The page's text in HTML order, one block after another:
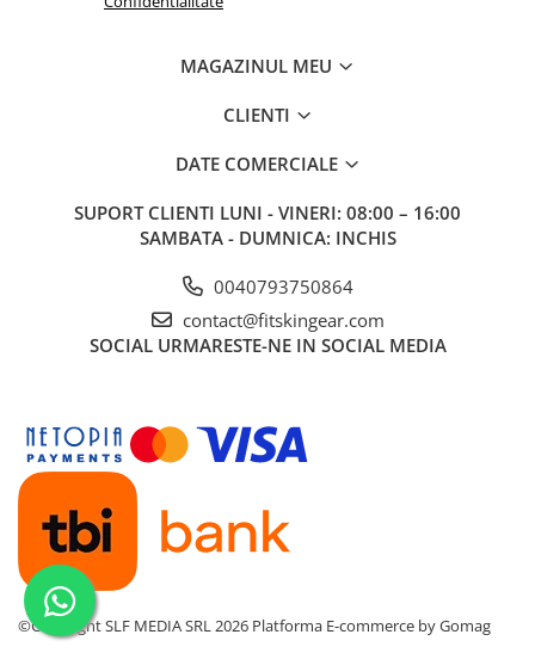
MAGAZINUL MEU
CLIENTI
DATE COMERCIALE
SUPORT CLIENTI LUNI - VINERI: 08:00 – 16:00
SAMBATA - DUMNICA: INCHIS
0040793750864
contact@fitskingear.com
SOCIAL URMARESTE-NE IN SOCIAL MEDIA
©Copyright SLF MEDIA SRL 2026 Platforma E-commerce by Gomag